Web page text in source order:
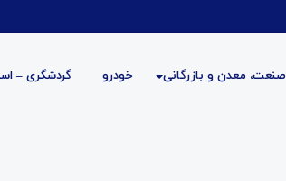
صنعت، معدن و بازرگانی خودرو گردشگری –